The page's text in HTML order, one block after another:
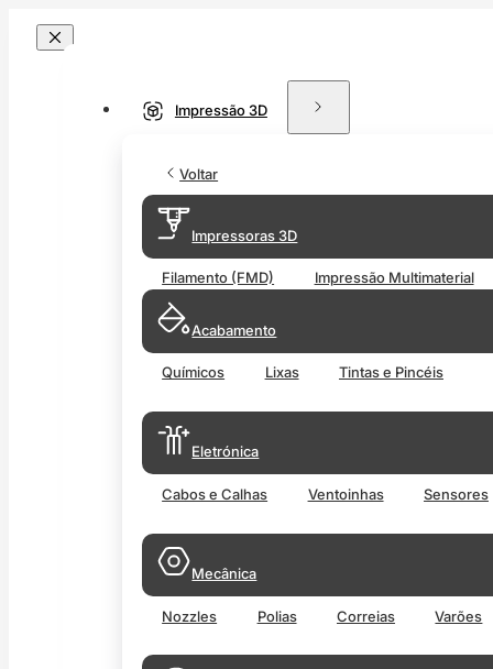
Impressão 3D
Voltar
Impressoras 3D
Filamento (FMD) Impressão Multimaterial
Acabamento
Químicos Lixas Tintas e Pincéis
Eletrónica
Cabos e Calhas Ventoinhas Sensores
Mecânica
Nozzles Polias Correias Varões